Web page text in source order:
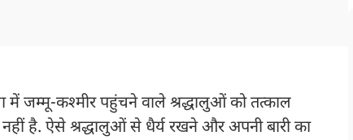
में जम्मू-कश्मीर पहुंचने वाले श्रद्धालुओं को तत्काल
है. ऐसे श्रद्धालुओं से धैर्य रखने और अपनी बारी का